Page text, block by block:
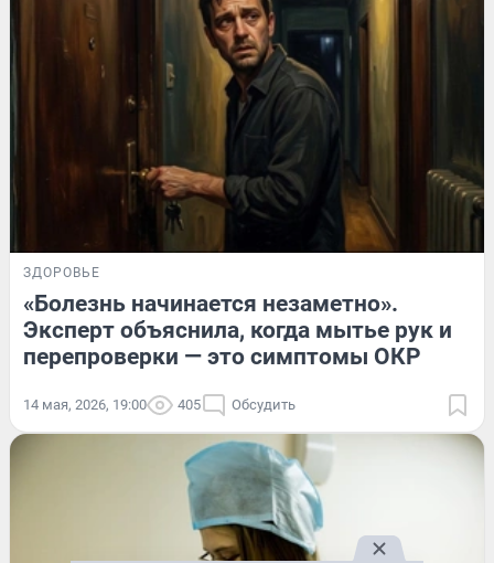
ЗДОРОВЬЕ
«Болезнь начинается незаметно».
Эксперт объяснила, когда мытье рук и
перепроверки — это симптомы ОКР
14 мая, 2026, 19:00 405 Обсудить